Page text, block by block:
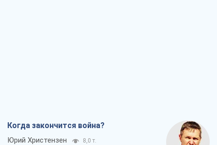
Когда закончится война?
Юрий Христензен 8,0 т.